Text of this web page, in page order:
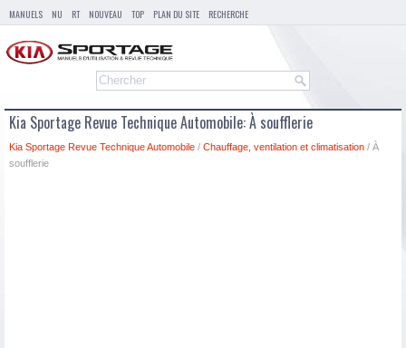
MANUELS NU RT NOUVEAU TOP PLAN DU SITE RECHERCHE
Kia Sportage Revue Technique Automobile: À soufflerie
Kia Sportage Revue Technique Automobile / Chauffage, ventilation et climatisation / À
soufflerie